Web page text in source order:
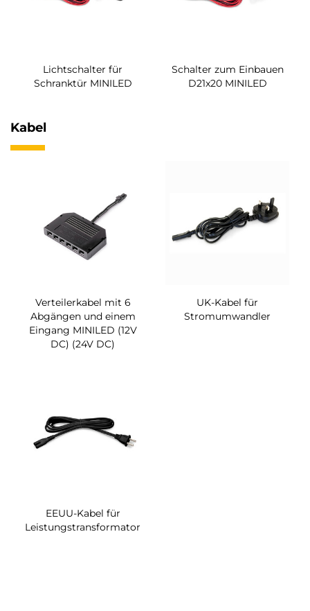
Lichtschalter für
Schranktür MINILED
Schalter zum Einbauen
D21x20 MINILED
Kabel
Verteilerkabel mit 6
Abgängen und einem
Eingang MINILED (12V
DC) (24V DC)
UK-Kabel für
Stromumwandler
EEUU-Kabel für
Leistungstransformator